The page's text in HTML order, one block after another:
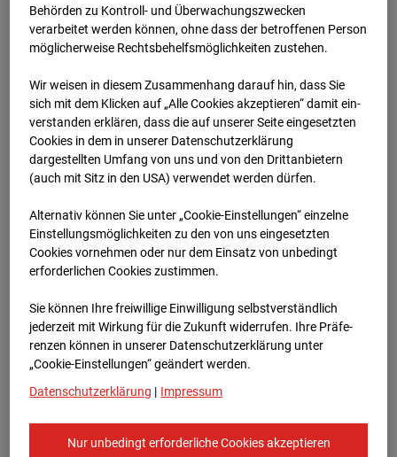
Jan.2026
Feb.2026
Behörden zu Kontroll- und Überwachungszwecken
verarbeitet werden können, ohne dass der betroffenen Person
möglicherweise Rechtsbehelfsmöglichkeiten zustehen.
Wir weisen in diesem Zusammenhang darauf hin, dass Sie
sich mit dem Klicken auf „Alle Cookies akzeptieren“ damit ein­
ver­standen erklären, dass die auf unserer Seite eingesetzten
Cookies in dem in unserer Datenschutzerklärung
dargestellten Umfang von uns und von den Drittanbietern
(auch mit Sitz in den USA) verwendet werden dürfen.
Alternativ können Sie unter „Cookie-Einstellungen“ einzelne
Einstellungsmöglichkeiten zu den von uns eingesetzten
Cookies vornehmen oder nur dem Einsatz von unbedingt
erforderlichen Cookies zustimmen.
Sie können Ihre freiwillige Einwilligung selbstverständlich
jederzeit mit Wirkung für die Zukunft widerrufen. Ihre Prä­fe­
renzen können in unserer Datenschutzerklärung unter
„Cookie-Einstellungen“ geändert werden.
Datenschutzerklärung | Impressum
Nur unbedingt erforderliche Cookies akzeptieren